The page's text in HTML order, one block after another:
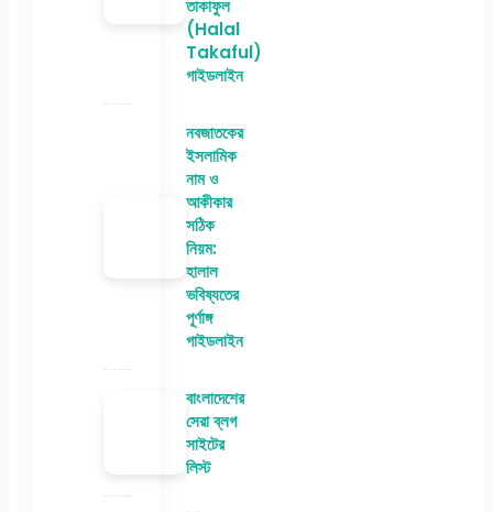
তাকাফুল
(Halal
Takaful)
গাইডলাইন
নবজাতকের
ইসলামিক
নাম ও
আকীকার
সঠিক
নিয়ম:
হালাল
ভবিষ্যতের
পূর্ণাঙ্গ
গাইডলাইন
বাংলাদেশের
সেরা ব্লগ
সাইটের
লিস্ট